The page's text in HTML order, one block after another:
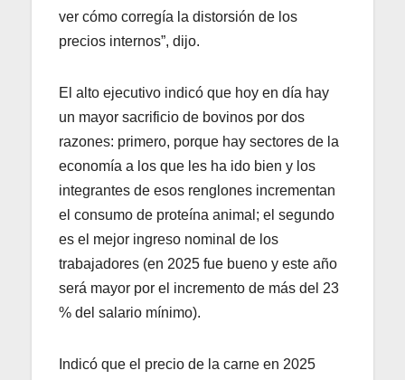
ver cómo corregía la distorsión de los
precios internos”, dijo.
El alto ejecutivo indicó que hoy en día hay
un mayor sacrificio de bovinos por dos
razones: primero, porque hay sectores de la
economía a los que les ha ido bien y los
integrantes de esos renglones incrementan
el consumo de proteína animal; el segundo
es el mejor ingreso nominal de los
trabajadores (en 2025 fue bueno y este año
será mayor por el incremento de más del 23
% del salario mínimo).
Indicó que el precio de la carne en 2025